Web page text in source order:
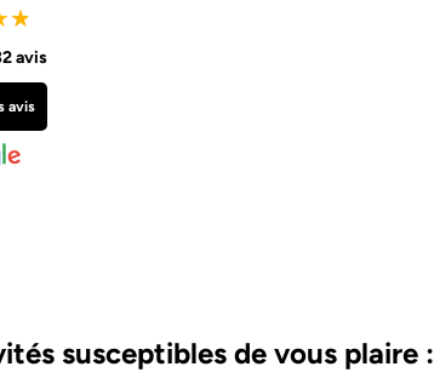
★
avis
avis
susceptibles de vous plaire :